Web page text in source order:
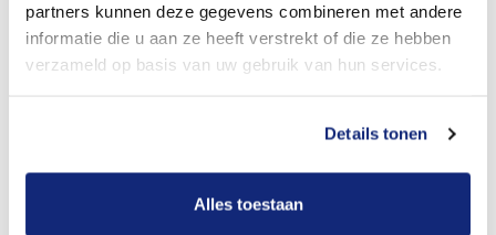
partners kunnen deze gegevens combineren met andere
informatie die u aan ze heeft verstrekt of die ze hebben
verzameld op basis van uw gebruik van hun services.
Details tonen
Alles toestaan